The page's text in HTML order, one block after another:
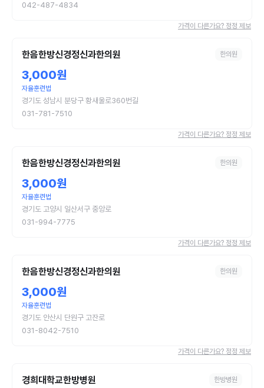
042-487-4834
가격이 다른가요? 정정 제보
한음한방신경정신과한의원 한의원
3,000원
자율훈련법
경기도 성남시 분당구 황새울로360번길
031-781-7510
가격이 다른가요? 정정 제보
한음한방신경정신과한의원 한의원
3,000원
자율훈련법
경기도 고양시 일산서구 중앙로
031-994-7775
가격이 다른가요? 정정 제보
한음한방신경정신과한의원 한의원
3,000원
자율훈련법
경기도 안산시 단원구 고잔로
031-8042-7510
가격이 다른가요? 정정 제보
경희대학교한방병원 한방병원